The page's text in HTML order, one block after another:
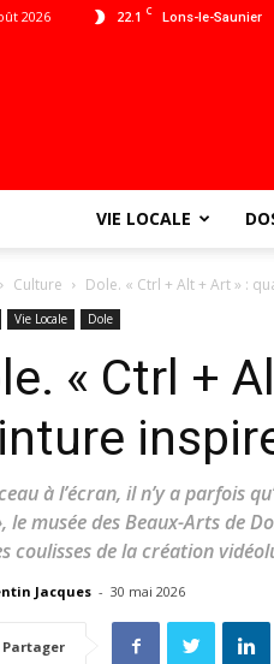
22.1 C Lons-le-Saunier
2026
VIE LOCALE
Culture Dole. « Ctrl + Alt + Art » :
Vie Locale Dole
« Ctrl +
à l’écran, il n’y a parfois
le musée des Beaux-Arts de
coulisses de la création
Jacques - 30 mai 2026
Partager